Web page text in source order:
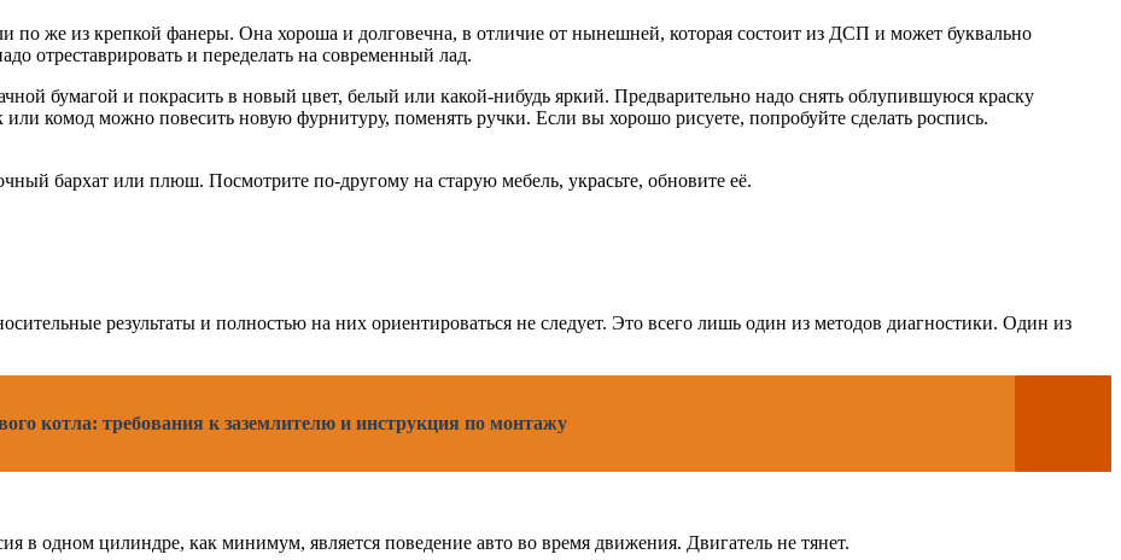
по же из крепкой фанеры. Она хороша и долговечна, в отличие от нынешней, которая состоит из ДСП и может буквально
отреставрировать и переделать на современный лад.
бумагой и покрасить в новый цвет, белый или какой-нибудь яркий. Предварительно надо снять облупившуюся краску
комод можно повесить новую фурнитуру, поменять ручки. Если вы хорошо рисуете, попробуйте сделать роспись.
бархат или плюш. Посмотрите по-другому на старую мебель, украсьте, обновите её.
результаты и полностью на них ориентироваться не следует. Это всего лишь один из методов диагностики. Один из
котла: требования к заземлителю и инструкция по монтажу
в одном цилиндре, как минимум, является поведение авто во время движения. Двигатель не тянет.